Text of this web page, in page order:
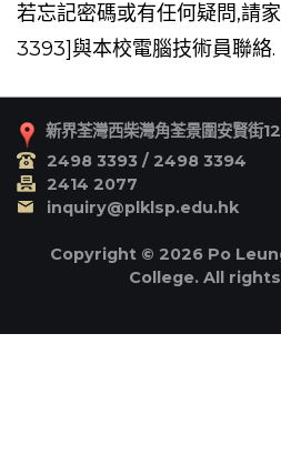
若忘記密碼或有任何疑問,請
3393]與本校電腦技術員聯絡.
新界荃灣西柴灣角荃景圍安賢街
2498 3393 / 2498 3394
2414 2077
inquiry@plklsp.edu.hk
Copyright © 2026 Po
College. All